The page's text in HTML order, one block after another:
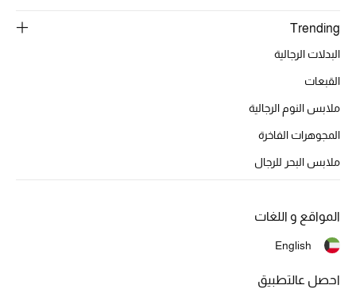
تشكيلة الأعراس
هدايا للنساء
ركن الفخامة
جميع الأحذية النسائية
جميع الحقائب النسائية
Trending
البدلات الرجالية
القبعات
ملابس النوم الرجالية
المجوهرات الفاخرة
ملابس البحر للرجال
المواقع و اللغات
English
احصل عالتطبيق